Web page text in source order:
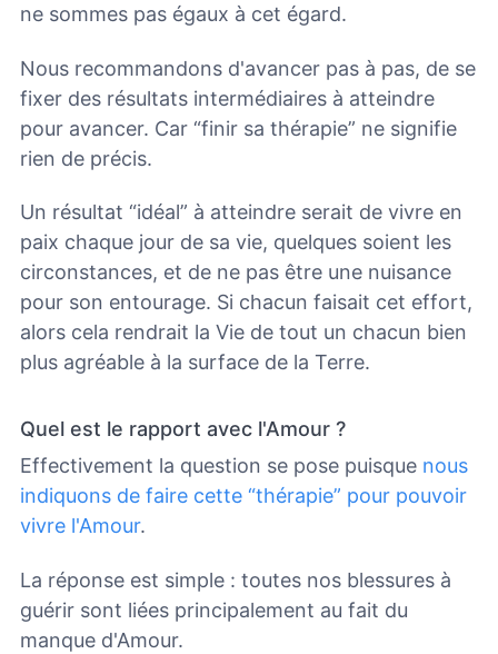
ne sommes pas égaux à cet égard.
Nous recommandons d'avancer pas à pas, de se
fixer des résultats intermédiaires à atteindre
pour avancer. Car “finir sa thérapie” ne signifie
rien de précis.
Un résultat “idéal” à atteindre serait de vivre en
paix chaque jour de sa vie, quelques soient les
circonstances, et de ne pas être une nuisance
pour son entourage. Si chacun faisait cet effort,
alors cela rendrait la Vie de tout un chacun bien
plus agréable à la surface de la Terre.
Quel est le rapport avec l'Amour ?
Effectivement la question se pose puisque nous
indiquons de faire cette “thérapie” pour pouvoir
vivre l'Amour.
La réponse est simple : toutes nos blessures à
guérir sont liées principalement au fait du
manque d'Amour.